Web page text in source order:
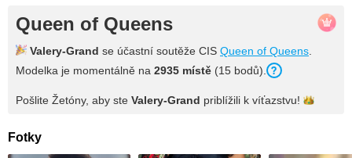
Queen of Queens
Valery-Grand se účastní soutěže CIS Queen of Queens
Modelka je momentálně na 2935 místě (15 bodů).
Pošlite Žetóny, aby ste Valery-Grand priblížili k víťazstvu!
Fotky